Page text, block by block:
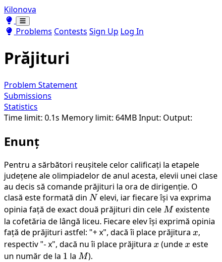
Kilonova
Toggle theme
Toggle theme
Problems Contests Sign Up Log In
Prăjituri
Problem Statement
Submissions
Statistics
Time limit: 0.1s Memory limit: 64MBInput: Output:
Enunț
Pentru a sărbători reușitele celor calificați la etapele
județene ale olimpiadelor de anul acesta, elevii unei clase
au decis să comande prăjituri la ora de dirigenție. O
clasă este formată din N
N elevi, iar fiecare își va exprima
opinia față de exact două prăjituri din celeM
M existente
la cofetăria de lângă liceu. Fiecare elev își exprimă opinia
față de prăjituri astfel: "+ x", dacă îi place prăjitura x
x,
respectiv "- x", dacă nu îi place prăjitura x
x (undex
x este
un număr de la 1
1 la M
M).